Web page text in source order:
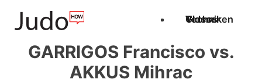
Techniken
Videos
Glossar
GARRIGOS Francisco vs.
AKKUS Mihrac